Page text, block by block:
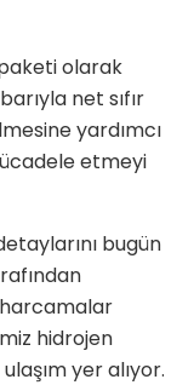
olarak
net sıfır
yardımcı
etmeyi
bugün
hidrojen
yer alıyor.